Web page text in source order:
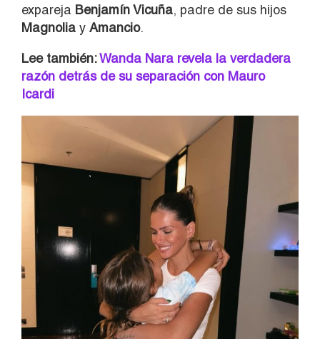
expareja Benjamín Vicuña, padre de sus hijos
Magnolia y Amancio.
Lee también:Wanda Nara revela la verdadera
razón detrás de su separación con Mauro
Icardi